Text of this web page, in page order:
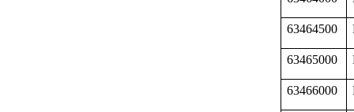
63464500
63465000
63466000